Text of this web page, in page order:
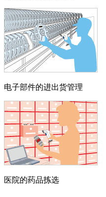
电子部件的进出货管理
医院的药品拣选